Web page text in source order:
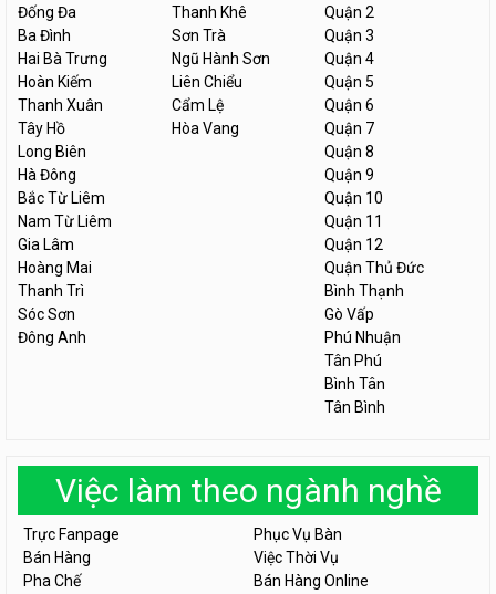
Đống Đa
Ba Đình
Hai Bà Trưng
Hoàn Kiếm
Thanh Xuân
Tây Hồ
Long Biên
Hà Đông
Bắc Từ Liêm
Nam Từ Liêm
Gia Lâm
Hoàng Mai
Thanh Trì
Sóc Sơn
Đông Anh
Thanh Khê
Sơn Trà
Ngũ Hành Sơn
Liên Chiểu
Cẩm Lệ
Hòa Vang
Quận 2
Quận 3
Quận 4
Quận 5
Quận 6
Quận 7
Quận 8
Quận 9
Quận 10
Quận 11
Quận 12
Quận Thủ Đức
Bình Thạnh
Gò Vấp
Phú Nhuận
Tân Phú
Bình Tân
Tân Bình
Việc làm theo ngành nghề
Trực Fanpage
Phục Vụ Bàn
Bán Hàng
Việc Thời Vụ
Pha Chế
Bán Hàng Online